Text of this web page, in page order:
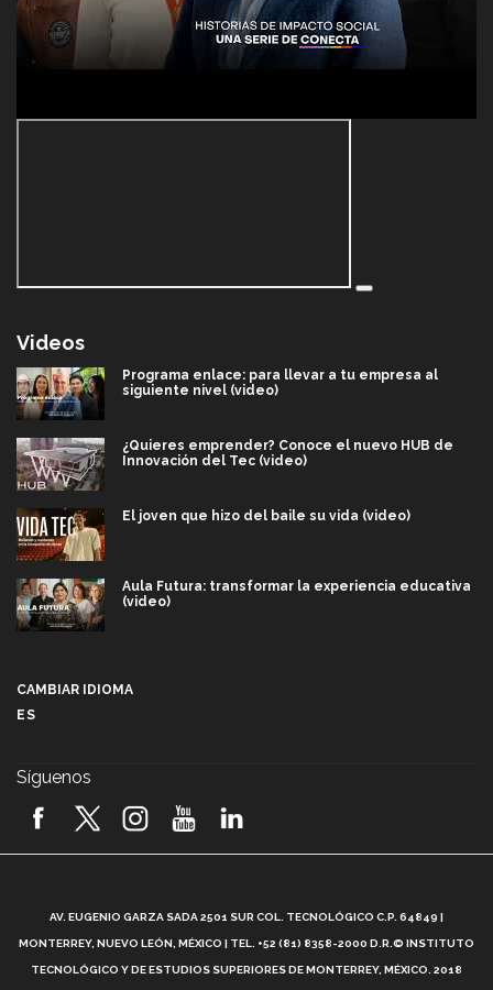
Videos
Programa enlace: para llevar a tu empresa al
siguiente nivel (video)
¿Quieres emprender? Conoce el nuevo HUB de
Innovación del Tec (video)
El joven que hizo del baile su vida (video)
Aula Futura: transformar la experiencia educativa
(video)
2026! (video)
¿Cómo es el Modelo Educativo Tec? (video)
CAMBIAR IDIOMA
ES
Síguenos
AV. EUGENIO GARZA SADA 2501 SUR COL. TECNOLÓGICO C.P. 64849 |
MONTERREY, NUEVO LEÓN, MÉXICO | TEL. +52 (81) 8358-2000 D.R.© INSTITUTO
TECNOLÓGICO Y DE ESTUDIOS SUPERIORES DE MONTERREY, MÉXICO. 2018